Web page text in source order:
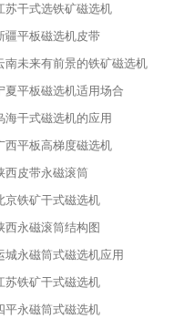
苏干式选铁矿磁选机
疆平板磁选机皮带
南未来有前景的铁矿磁选机
夏平板磁选机适用场合
海干式磁选机的应用
西平板高梯度磁选机
西皮带永磁滚筒
京铁矿干式磁选机
西永磁滚筒结构图
城永磁筒式磁选机应用
苏铁矿干式磁选机
平永磁筒式磁选机